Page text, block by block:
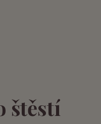
štěstí